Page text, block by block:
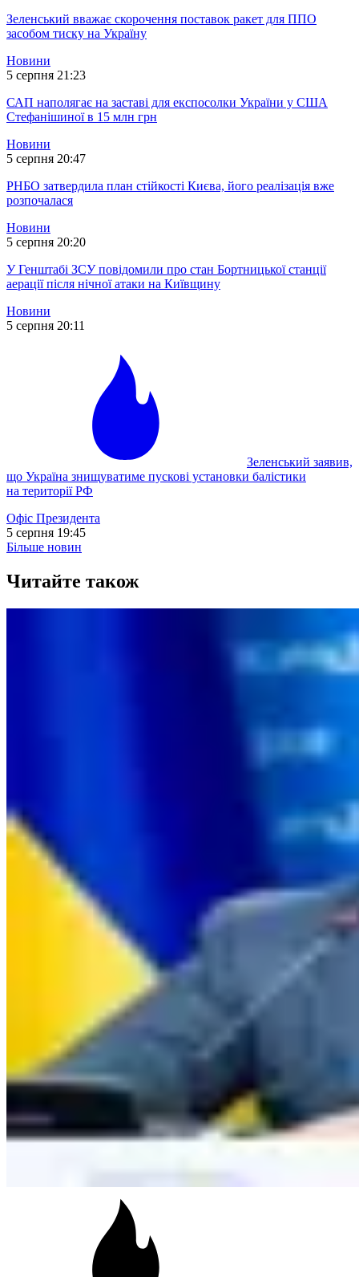
Зеленський вважає скорочення поставок ракет для ППО
засобом тиску на Україну
Новини
5 серпня 21:23
САП наполягає на заставі для експосолки України у США
Стефанішиної в 15 млн грн
Новини
5 серпня 20:47
РНБО затвердила план стійкості Києва, його реалізація вже
розпочалася
Новини
5 серпня 20:20
У Генштабі ЗСУ повідомили про стан Бортницької станції
аерації після нічної атаки на Київщину
Новини
5 серпня 20:11
Зеленський заявив,
що Україна знищуватиме пускові установки балістики
на території РФ
Офіс Президента
5 серпня 19:45
Більше новин
Читайте також